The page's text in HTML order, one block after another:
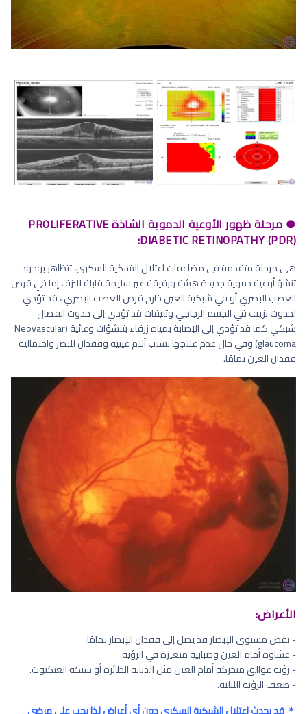
● مرحلة ظهور الأوعية الدموية الشاذة PROLIFERATIVE
DIABETIC RETINOPATHY (PDR):
هي مرحلة متقدمة في مضاعفات اعتلال الشبكية السكري، تتظاهر بوجود
تنشؤ أوعية دموية جديدة هشة ورقيقة غير سليمة قابلة للنزف إما في قرص
العصب البصري أو في شبكية العين خارج قرص العصب البصري ، قد تؤدي
لحدوث نزيف في الجسم الزجاجي وتليفات قد تؤدي إلى حدوث انفصال
شبكي كما قد تؤدي إلى الإصابة بمياه زرقاء بتنشؤات وعائية (Neovascular
glaucoma) وفي حال عدم علاجها تسبب آلام عينية وفقدان للبصر واحتمالية
فقدان العين تمامًا.
الأعراض:
- نقص مستوى الإبصار قد يصل إلى فقدان الإبصار تمامًا.
- غشاوة أمام العين وضبابية متغيرة في الرؤية.
- رؤية عوالق متحركة أمام العين مثل الذبابة الطائرة أو شبكة العنكبوت.
- ضعف الرؤية الليلية.